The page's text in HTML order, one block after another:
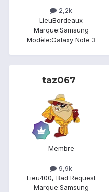
2,2k
LieuBordeaux
Marque:Samsung
Modèle:Galaxy Note 3
taz067
Membre
9,9k
Lieu400, Bad Request
Marque:Samsung